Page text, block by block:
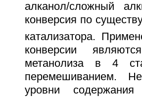
алканол/сложный
конверсия по
катализатора.
конверсии
метанолиза в 4
перемешиванием.
уровни